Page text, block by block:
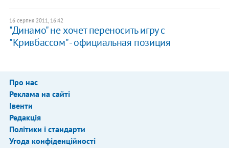
16 серпня 2011, 16:42
"Динамо" не хочет переносить игру с
"Кривбассом" - официальная позиция
Про нас
Реклама на сайті
Івенти
Редакція
Політики і стандарти
Угода конфіденційності